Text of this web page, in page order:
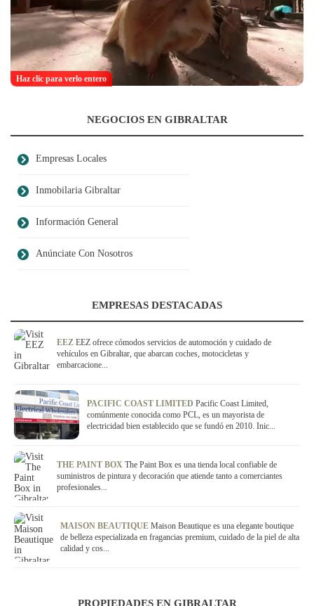
Haz clic para verlo entero
NEGOCIOS EN GIBRALTAR
Empresas Locales
Inmobilaria Gibraltar
Información General
Anúnciate Con Nosotros
EMPRESAS DESTACADAS
EEZ EEZ ofrece cómodos servicios de automoción y cuidado de
vehículos en Gibraltar, que abarcan coches, motocicletas y
embarcacione...
PACIFIC COAST LIMITED Pacific Coast Limited,
comúnmente conocida como PCL, es un mayorista de
electricidad bien establecido que se fundó en 2010. Inic...
THE PAINT BOX The Paint Box es una tienda local confiable de
suministros de pintura y decoración que atiende tanto a comerciantes
profesionales...
MAISON BEAUTIQUE Maison Beautique es una elegante boutique
de belleza especializada en fragancias premium, cuidado de la piel de alta
calidad y cos...
PROPIEDADES EN GIBRALTAR